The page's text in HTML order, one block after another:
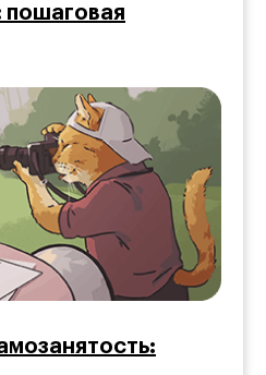
пошаговая